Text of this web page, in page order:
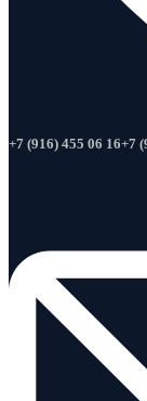
+7 (916) 455 06 16+7